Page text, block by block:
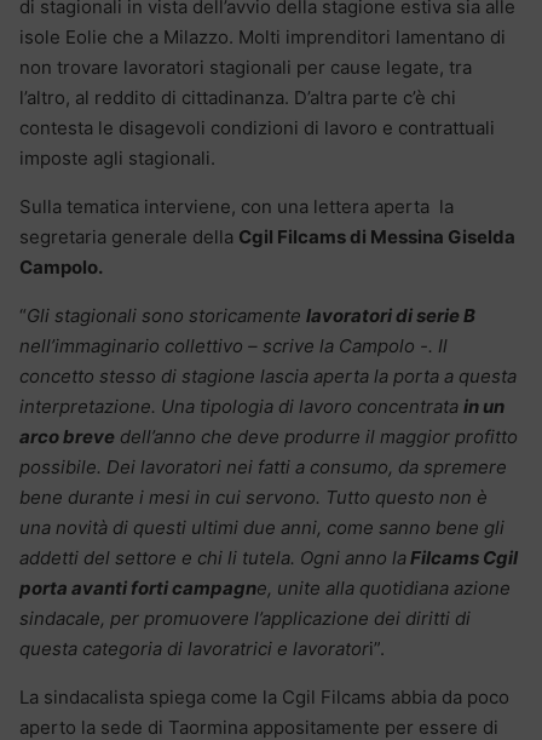
di stagionali in vista dell’avvio della stagione estiva sia alle
isole Eolie che a Milazzo. Molti imprenditori lamentano di
non trovare lavoratori stagionali per cause legate, tra
l’altro, al reddito di cittadinanza. D’altra parte c’è chi
contesta le disagevoli condizioni di lavoro e contrattuali
imposte agli stagionali.
Sulla tematica interviene, con una lettera aperta la
segretaria generale della Cgil Filcams di Messina Giselda
Campolo.
“Gli stagionali sono storicamente lavoratori di serie B
nell’immaginario collettivo – scrive la Campolo -. Il
concetto stesso di stagione lascia aperta la porta a questa
interpretazione. Una tipologia di lavoro concentrata in un
arco breve dell’anno che deve produrre il maggior profitto
possibile. Dei lavoratori nei fatti a consumo, da spremere
bene durante i mesi in cui servono. Tutto questo non è
una novità di questi ultimi due anni, come sanno bene gli
addetti del settore e chi li tutela. Ogni anno laFilcams Cgil
porta avanti forti campagne, unite alla quotidiana azione
sindacale, per promuovere l’applicazione dei diritti di
questa categoria di lavoratrici e lavoratori”.
La sindacalista spiega come la Cgil Filcams abbia da poco
aperto la sede di Taormina appositamente per essere di